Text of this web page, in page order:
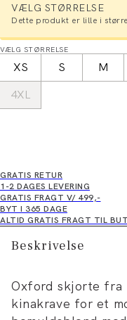
VÆLG STØRRELSE
Dette produkt er lille i
VÆLG STØRRELSE
XS S M
4XL
GRATIS RETUR
1-2 DAGES LEVERING
GRATIS FRAGT V/ 499,-
BYT I 365 DAGE
ALTID GRATIS FRAGT TIL
Beskrivelse
Oxford skjorte fra
kinakrave for et